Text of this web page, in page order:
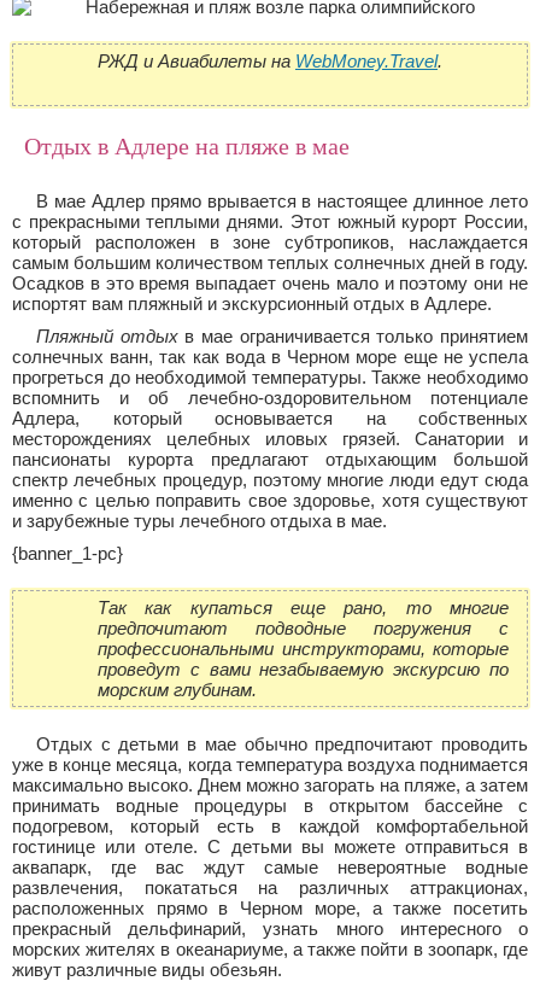
РЖД и Авиабилеты на WebMoney.Travel.
Отдых в Адлере на пляже в мае
В мае Адлер прямо врывается в настоящее длинное лето
с прекрасными теплыми днями. Этот южный курорт России,
который расположен в зоне субтропиков, наслаждается
самым большим количеством теплых солнечных дней в году.
Осадков в это время выпадает очень мало и поэтому они не
испортят вам пляжный и экскурсионный отдых в Адлере.
Пляжный отдыхв мае ограничивается только принятием
солнечных ванн, так как вода в Черном море еще не успела
прогреться до необходимой температуры. Также необходимо
вспомнить и об лечебно-оздоровительном потенциале
Адлера, который основывается на собственных
месторождениях целебных иловых грязей. Санатории и
пансионаты курорта предлагают отдыхающим большой
спектр лечебных процедур, поэтому многие люди едут сюда
именно с целью поправить свое здоровье, хотя существуют
и зарубежные туры лечебного отдыха в мае.
{banner_1-pc}
Так как купаться еще рано, то многие
предпочитают подводные погружения с
профессиональными инструкторами, которые
проведут с вами незабываемую экскурсию по
морским глубинам.
Отдых с детьми в мае обычно предпочитают проводить
уже в конце месяца, когда температура воздуха поднимается
максимально высоко. Днем можно загорать на пляже, а затем
принимать водные процедуры в открытом бассейне с
подогревом, который есть в каждой комфортабельной
гостинице или отеле. С детьми вы можете отправиться в
аквапарк, где вас ждут самые невероятные водные
развлечения, покататься на различных аттракционах,
расположенных прямо в Черном море, а также посетить
прекрасный дельфинарий, узнать много интересного о
морских жителях в океанариуме, а также пойти в зоопарк, где
живут различные виды обезьян.